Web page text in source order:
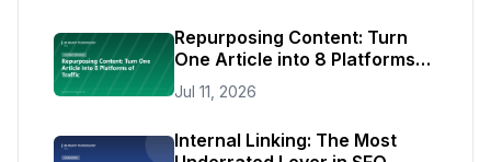
Repurposing Content: Turn
One Article into 8 Platforms
of Traffic
Jul 11, 2026
Internal Linking: The Most